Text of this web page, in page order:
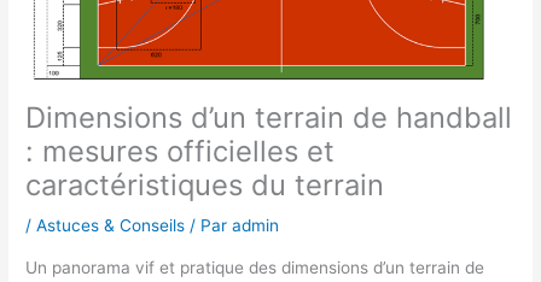
Dimensions d’un terrain de handball
: mesures officielles et
caractéristiques du terrain
/Astuces & Conseils / Paradmin
Un panorama vif et pratique des dimensions d’un terrain de